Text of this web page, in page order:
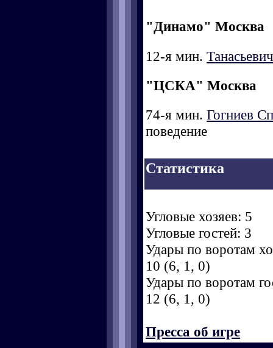
"Динамо" Москва
12-я мин.
"ЦСКА" Москва
74-я мин. Гогниев
поведение
Статистика
Угловые хозяев: 5
Угловые гостей: 3
Удары по воротам
10 (6, 1, 0)
Удары по воротам
12 (6, 1, 0)
Пресса об игре